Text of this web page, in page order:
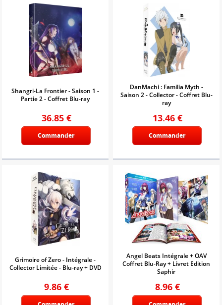
Shangri-La Frontier - Saison 1 -
Partie 2 - Coffret Blu-ray
36.85 €
Commander
DanMachi : Familia Myth -
Saison 2 - Collector - Coffret Blu-
ray
13.46 €
Commander
Grimoire of Zero - Intégrale -
Collector Limitée - Blu-ray + DVD
9.86 €
Angel Beats Intégrale + OAV
Coffret Blu-Ray + Livret Edition
Saphir
8.96 €